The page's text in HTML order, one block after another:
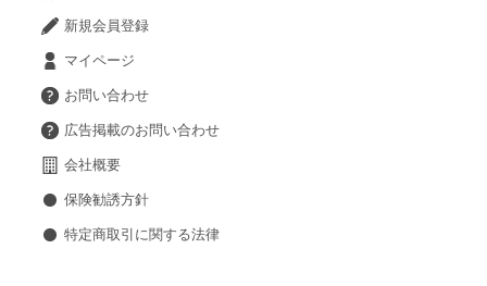
新規会員登録
マイページ
お問い合わせ
広告掲載のお問い合わせ
会社概要
保険勧誘方針
特定商取引に関する法律